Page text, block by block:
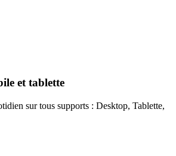
et tablette
sur tous supports : Desktop, Tablette,